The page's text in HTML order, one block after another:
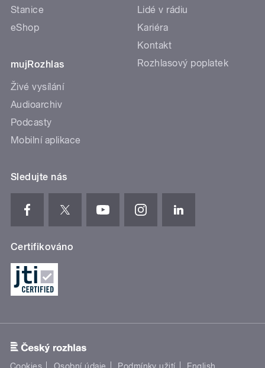
Stanice
eShop
mujRozhlas
Živé vysílání
Audioarchiv
Podcasty
Mobilní aplikace
Lidé v rádiu
Kariéra
Kontakt
Rozhlasový poplatek
Sledujte nás
Certifikováno
Cookies Osobní údaje Podmínky užití English